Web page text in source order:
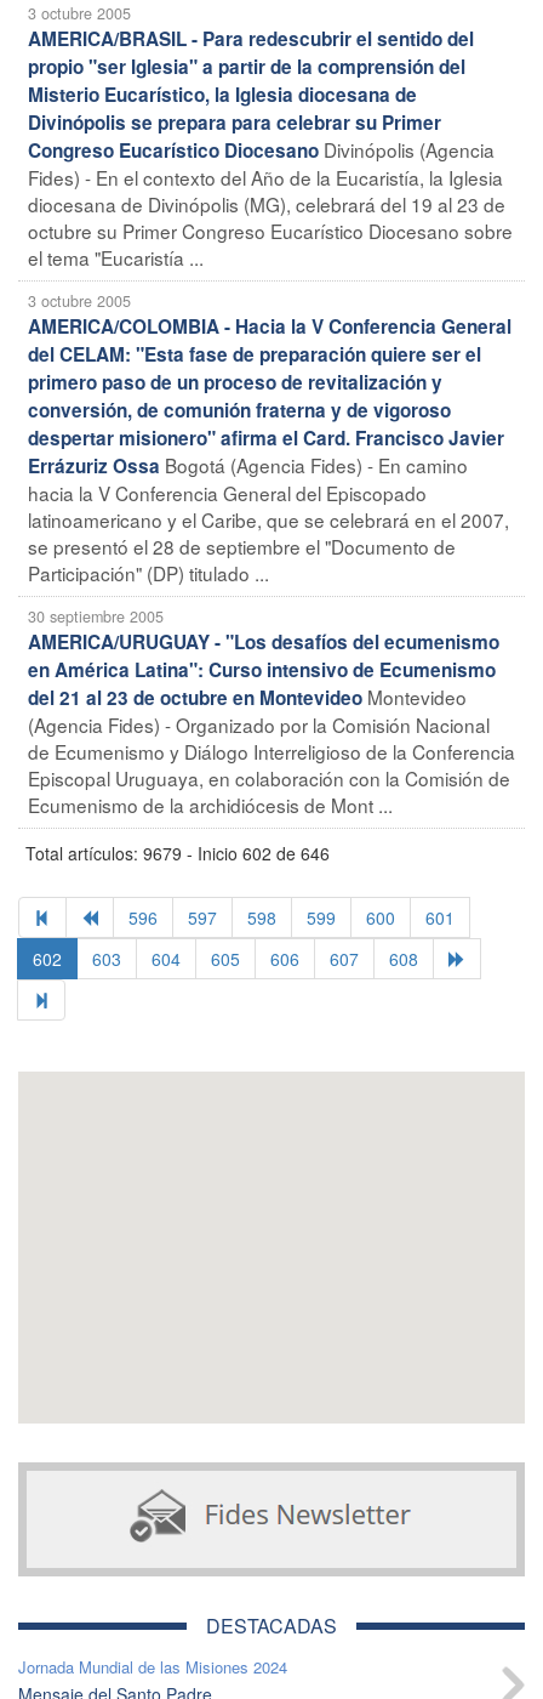
3 octubre 2005
AMERICA/BRASIL - Para redescubrir el sentido del
propio "ser Iglesia" a partir de la comprensión del
Misterio Eucarístico, la Iglesia diocesana de
Divinópolis se prepara para celebrar su Primer
Congreso Eucarístico Diocesano Divinópolis (Agencia
Fides) - En el contexto del Año de la Eucaristía, la Iglesia
diocesana de Divinópolis (MG), celebrará del 19 al 23 de
octubre su Primer Congreso Eucarístico Diocesano sobre
el tema "Eucaristía ...
3 octubre 2005
AMERICA/COLOMBIA - Hacia la V Conferencia General
del CELAM: "Esta fase de preparación quiere ser el
primero paso de un proceso de revitalización y
conversión, de comunión fraterna y de vigoroso
despertar misionero" afirma el Card. Francisco Javier
Errázuriz Ossa Bogotá (Agencia Fides) - En camino
hacia la V Conferencia General del Episcopado
latinoamericano y el Caribe, que se celebrará en el 2007,
se presentó el 28 de septiembre el "Documento de
Participación" (DP) titulado ...
30 septiembre 2005
AMERICA/URUGUAY - "Los desafíos del ecumenismo
en América Latina": Curso intensivo de Ecumenismo
del 21 al 23 de octubre en Montevideo Montevideo
(Agencia Fides) - Organizado por la Comisión Nacional
de Ecumenismo y Diálogo Interreligioso de la Conferencia
Episcopal Uruguaya, en colaboración con la Comisión de
Ecumenismo de la archidiócesis de Mont ...
Total artículos: 9679 - Inicio 602 de 646
596 597 598 599 600
601
602
603 604 605 606 607 608
DESTACADAS
Jornada Mundial de las Misiones 2024
Mensaje del Santo Padre